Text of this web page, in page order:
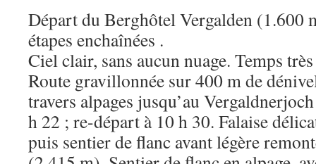
Départ du Berghôtel Vergalden (1.600
étapes enchaînées .
Ciel clair, sans aucun nuage. Temps
Route gravillonnée sur 400 m de
travers alpages jusqu’au
h 22 ; re-départ à 10 h 30. Falaise
puis sentier de flanc avant légère